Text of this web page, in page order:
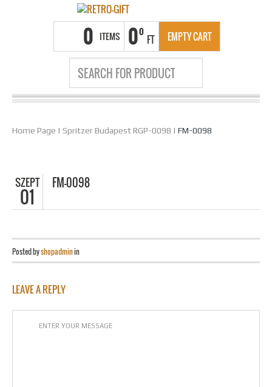
0 ITEMS 00
FT EMPTY CART
Home Page | Spritzer Budapest RGP-0098 | FM-0098
SZEPT
01
FM-0098
Posted byshopadminin
LEAVE A REPLY